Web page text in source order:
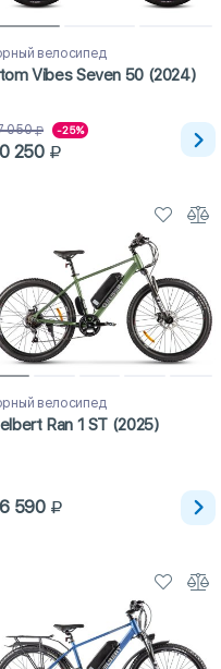
велосипед
Vibes Seven 50 (2024)
050 -25%
250
велосипед
Ran 1 ST (2025)
590